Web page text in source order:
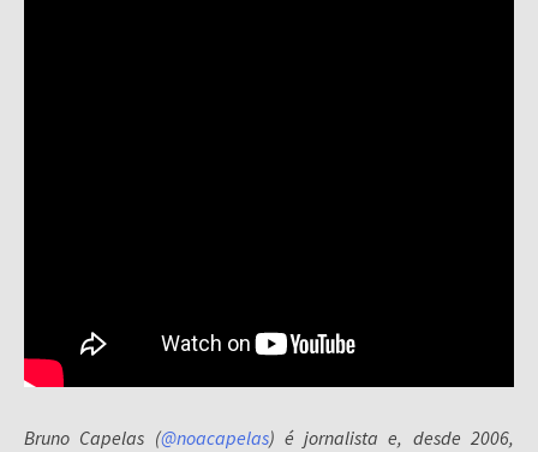
Bruno Capelas (@noacapelas) é jornalista e, desde 2006,